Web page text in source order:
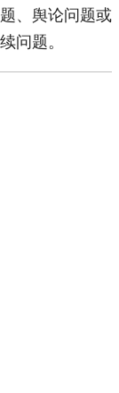
、舆论问题或
问题。